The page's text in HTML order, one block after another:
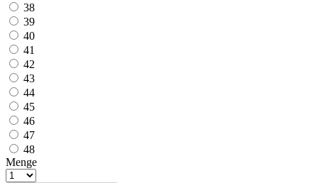
38
39
40
41
42
43
44
45
46
47
48
Menge